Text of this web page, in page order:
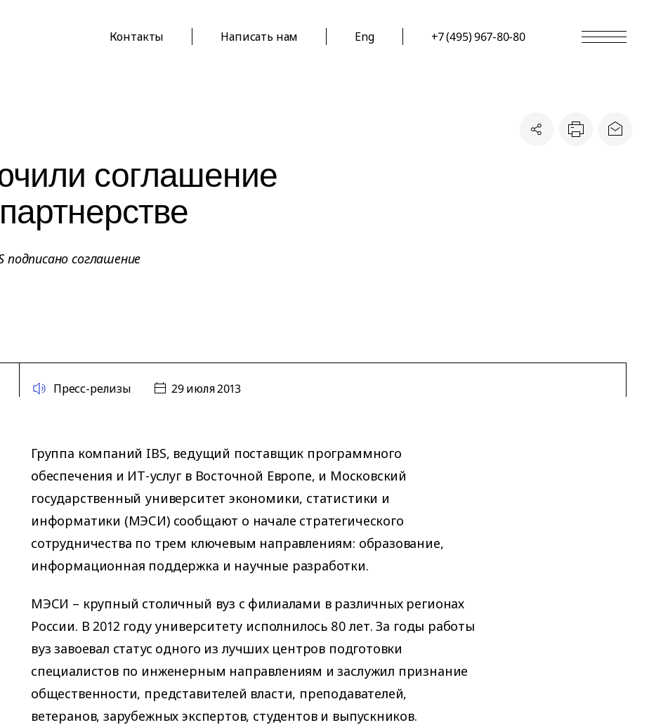
Контакты Написать нам Eng +7 (495) 967-80-80
соглашение
подписано соглашение
Пресс-релизы 29 июля 2013
Группа компаний IBS, ведущий поставщик программного
обеспечения и ИТ-услуг в Восточной Европе, и Московский
государственный университет экономики, статистики и
информатики (МЭСИ) сообщают о начале стратегического
сотрудничества по трем ключевым направлениям: образование,
информационная поддержка и научные разработки.
МЭСИ – крупный столичный вуз с филиалами в различных регионах
России. В 2012 году университету исполнилось 80 лет. За годы работы
вуз завоевал статус одного из лучших центров подготовки
специалистов по инженерным направлениям и заслужил признание
общественности, представителей власти, преподавателей,
ветеранов, зарубежных экспертов, студентов и выпускников.